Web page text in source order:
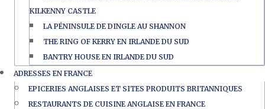
KILKENNY CASTLE
LA PÉNINSULE DE DINGLE AU SHANNON
THE RING OF KERRY EN IRLANDE DU SUD
BANTRY HOUSE EN IRLANDE DU SUD
ADRESSES EN FRANCE
EPICERIES ANGLAISES ET SITES PRODUITS BRITANNIQUES
RESTAURANTS DE CUISINE ANGLAISE EN FRANCE